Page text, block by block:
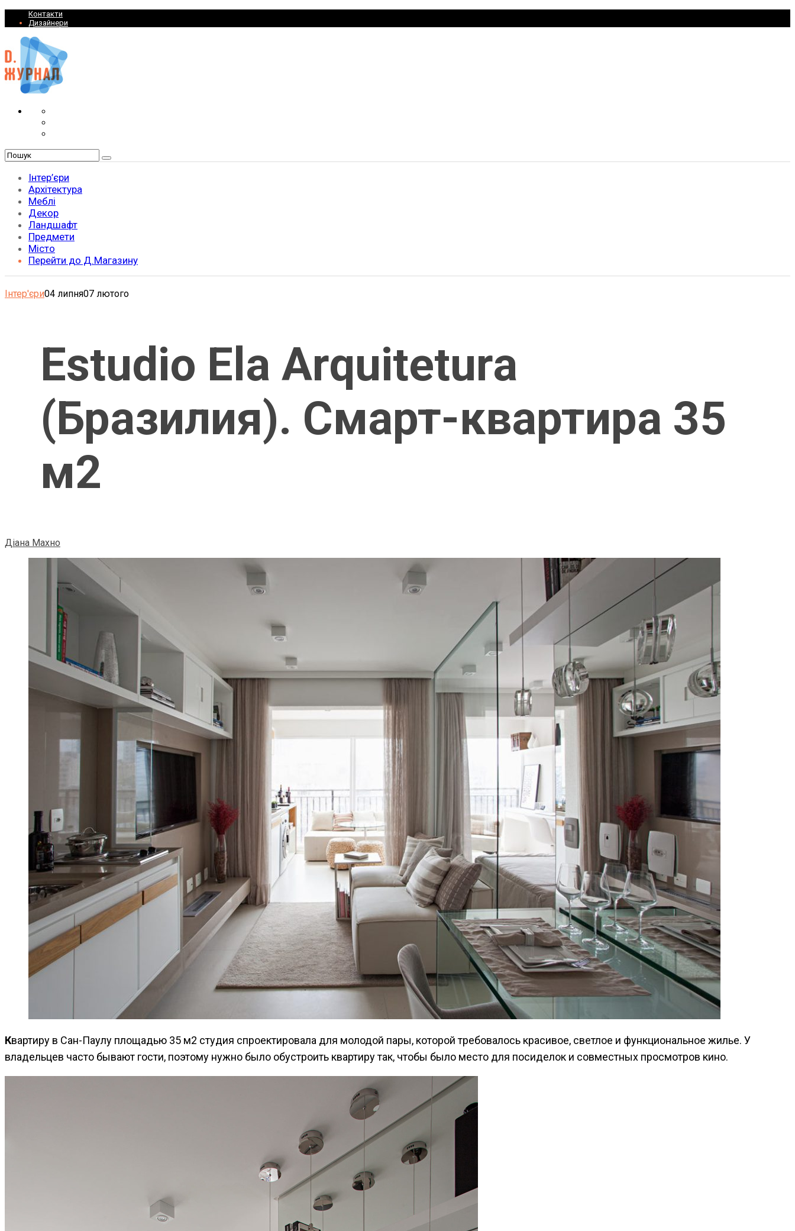
Контакти
Дизайнери
Інтер’єри
Архітектура
Меблі
Декор
Ландшафт
Предмети
Місто
Перейти до Д.Магазину
Інтер'єри04 липня07 лютого
Estudio Ela Arquitetura
(Бразилия). Смарт-квартира 35
м2
Діана Махно
Квартиру в Сан-Паулу площадью 35 м2 студия спроектировала для молодой пары, которой требовалось красивое, светлое и функциональное жилье. У
владельцев часто бывают гости, поэтому нужно было обустроить квартиру так, чтобы было место для посиделок и совместных просмотров кино.